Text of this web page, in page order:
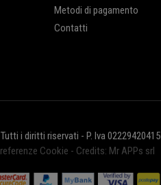
Metodi di pagamento
Contatti
i diritti riservati - P. Iva 02229420415
Cookie - Credits: Mr APPs srl